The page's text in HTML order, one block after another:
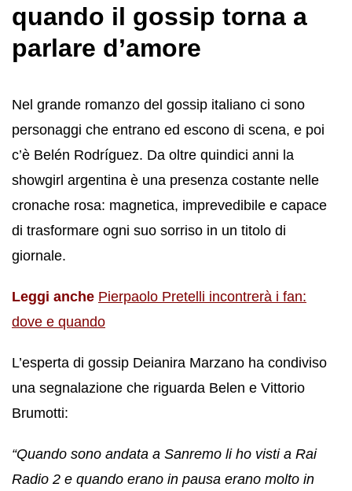
quando il gossip torna a
parlare d’amore
Nel grande romanzo del gossip italiano ci sono
personaggi che entrano ed escono di scena, e poi
c’è Belén Rodríguez. Da oltre quindici anni la
showgirl argentina è una presenza costante nelle
cronache rosa: magnetica, imprevedibile e capace
di trasformare ogni suo sorriso in un titolo di
giornale.
Leggi anche Pierpaolo Pretelli incontrerà i fan:
dove e quando
L’esperta di gossip Deianira Marzano ha condiviso
una segnalazione che riguarda Belen e Vittorio
Brumotti:
“Quando sono andata a Sanremo li ho visti a Rai
Radio 2 e quando erano in pausa erano molto in